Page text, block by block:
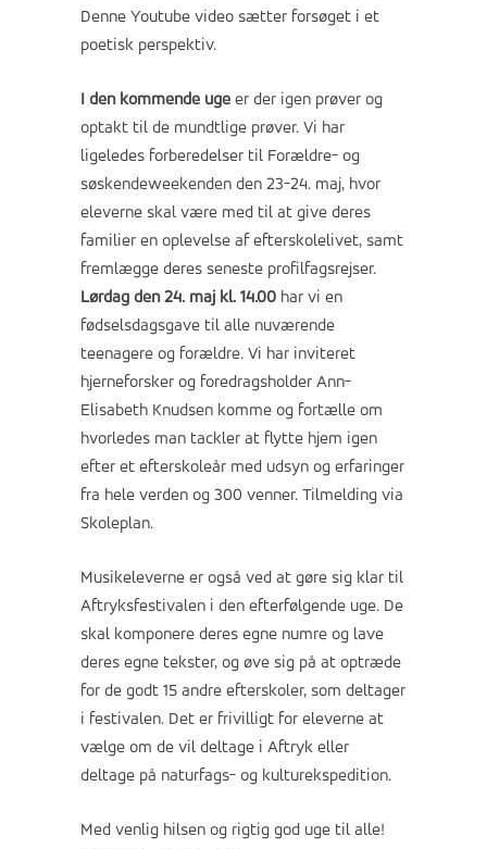
Denne Youtube video sætter forsøget i et
poetisk perspektiv.
I den kommende uge er der igen prøver og
optakt til de mundtlige prøver. Vi har
ligeledes forberedelser til Forældre- og
søskendeweekenden den 23-24. maj, hvor
eleverne skal være med til at give deres
familier en oplevelse af efterskolelivet, samt
fremlægge deres seneste profilfagsrejser.
Lørdag den 24. maj kl. 14.00 har vi en
fødselsdagsgave til alle nuværende
teenagere og forældre. Vi har inviteret
hjerneforsker og foredragsholder Ann-
Elisabeth Knudsen komme og fortælle om
hvorledes man tackler at flytte hjem igen
efter et efterskoleår med udsyn og erfaringer
fra hele verden og 300 venner. Tilmelding via
Skoleplan.
Musikeleverne er også ved at gøre sig klar til
Aftryksfestivalen i den efterfølgende uge. De
skal komponere deres egne numre og lave
deres egne tekster, og øve sig på at optræde
for de godt 15 andre efterskoler, som deltager
i festivalen. Det er frivilligt for eleverne at
vælge om de vil deltage i Aftryk eller
deltage på naturfags- og kulturekspedition.
Med venlig hilsen og rigtig god uge til alle!